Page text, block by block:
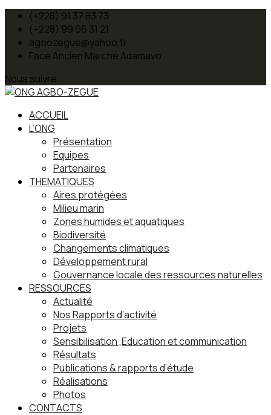
(+228) 91 37 83 73
(+228) 99 66 31 21
agbozegue@yahoo.fr
Face Ancien Marché Adamavo
Nous suivre :
ACCUEIL
L’ONG
Présentation
Equipes
Partenaires
THEMATIQUES
Aires protégées
Milieu marin
Zones humides et aquatiques
Biodiversité
Changements climatiques
Développement rural
Gouvernance locale des ressources naturelles
RESSOURCES
Actualité
Nos Rapports d’activité
Projets
Sensibilisation ,Education et communication
Résultats
Publications & rapports d’étude
Réalisations
Photos
CONTACTS